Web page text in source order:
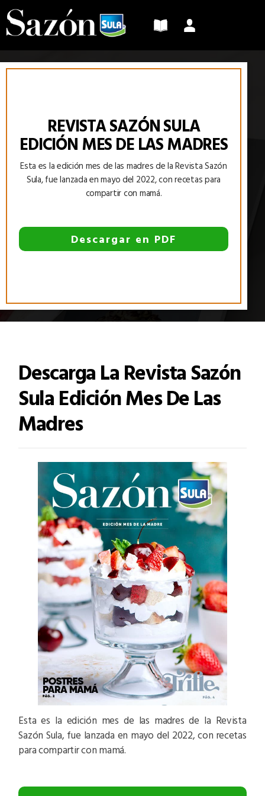
Sazón
Sula
REVISTA SAZÓN SULA
EDICIÓN MES DE LAS MADRES
Esta es la edición mes de las madres de la Revista Sazón
Sula, fue lanzada en mayo del 2022, con recetas para
compartir con mamá.
Descargar en PDF
Descarga La Revista Sazón
Sula Edición Mes De Las
Madres
Esta es la edición mes de las madres de la Revista
Sazón Sula, fue lanzada en mayo del 2022, con recetas
para compartir con mamá.